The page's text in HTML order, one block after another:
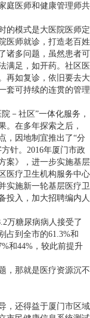
庭医师和健康管理师共
的模式是大医院医师定
医师就诊，打造老百姓
诸多问题，虽然患者可
满足，如开药。社区医
再如复诊，依旧要去大
套可持续的连贯的管理
－社区”一体化服务，
。在多年探索之后，
，因地制宜推出了“分
针。2016年厦门市政
案》，进一步实施基层
医疗卫生机构服务中心
实施新一轮基层医疗卫
投入，加大招聘编内人
万糖尿病病人接受了
占到全市的61.3%和
和44%，较此前提升
，那就是医疗资源沉不
，还得益于厦门市区域